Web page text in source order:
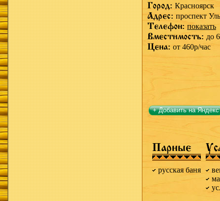
Город: Красноярск
Адрес: проспект
Телефон: показать
Вместимость: до
Цена: от 460р/час
+ Добавить на Яндекс
Парные
русская баня